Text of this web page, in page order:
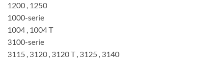
1200 , 1250
1000-serie
1004 , 1004 T
3100-serie
3115 , 3120 , 3120 T , 3125 , 3140